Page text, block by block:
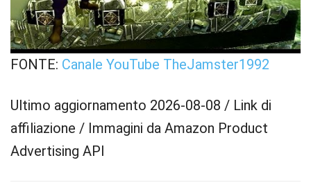
FONTE: Canale YouTube TheJamster1992
Ultimo aggiornamento 2026-08-08 / Link di
affiliazione / Immagini da Amazon Product
Advertising API